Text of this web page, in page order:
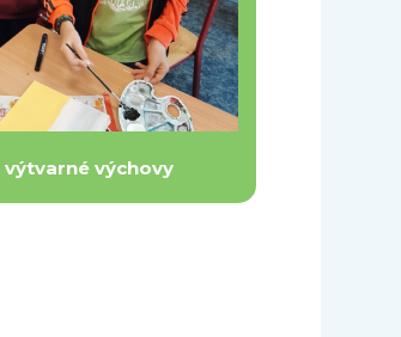
výtvarné výchovy